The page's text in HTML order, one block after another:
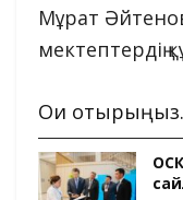
Мұрат
мектептердің
Оқи
ОСК